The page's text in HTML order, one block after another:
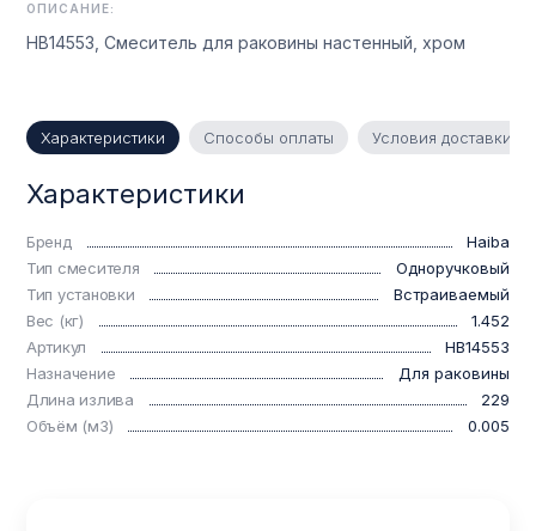
ОПИСАНИЕ:
HB14553, Смеситель для раковины настенный, хром
Характеристики Способы оплаты Условия доставки
Характеристики
Бренд
Haiba
Тип смесителя
Одноручковый
Тип установки
Встраиваемый
Вес (кг)
1.452
Артикул
HB14553
Назначение
Для раковины
Длина излива
229
Объём (м3)
0.005